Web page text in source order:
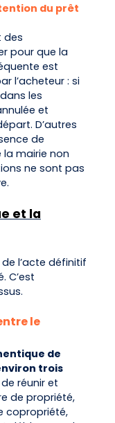
du prêt
des
pour que la
est
l’acheteur : si
les
et
D’autres
de
mairie non
ne sont pas
et la
l’acte définitif
C’est
le
de
trois
réunir et
de propriété,
copropriété,